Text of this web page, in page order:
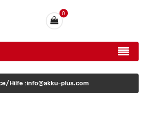
0
Hilfe :info@akku-plus.com